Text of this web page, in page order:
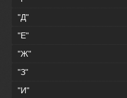
"Д"
"Е"
"Ж"
"З"
"И"